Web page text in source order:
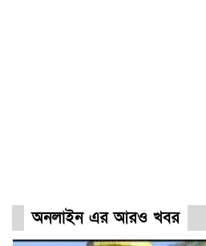
অনলাইন এর আরও খবর